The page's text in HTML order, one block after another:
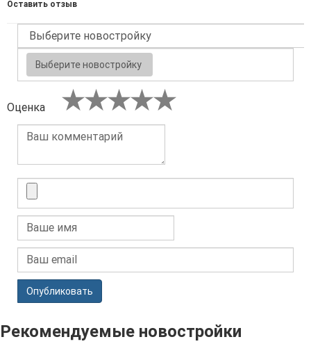
Оставить отзыв
Выберите новостройку
Оценка
Опубликовать
Рекомендуемые новостройки